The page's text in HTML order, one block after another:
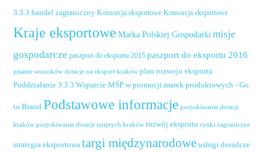
3.3.3 handel zagraniczny Konsorcja eksportowe Konsorcja eksportowe
Kraje eksportowe Marka Polskiej Gospodarki misje
gospodarcze paszport do eksportu 2015 paszport do eksportu 2016
pisanie wniosków dotacje na eksport kraków plan rozwoju eksportu
Poddziałanie 3.3.3 Wsparcie MŚP w promocji marek produktowych - Go
to Brand Podstawowe informacje pozyskiwanie dotacji
kraków pozyskiwanie dotacji unijnych kraków rozwój eksportu rynki zagraniczne
strategia eksportowa targi międzynarodowe usługi doradcze